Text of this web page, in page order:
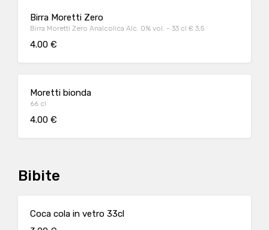
Birra Moretti Zero
Birra Moretti Zero Analcolica Alc. 0% vol. - 33 cl € 3,5
4.00 €
Moretti bionda
66 cl
4.00 €
Bibite
Coca cola in vetro 33cl